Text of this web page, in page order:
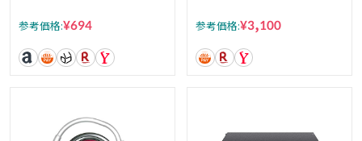
参考価格:¥694
時間再生 Bluetooth
Ver5.2対応 ブラック KH-
参考価格:¥3,100